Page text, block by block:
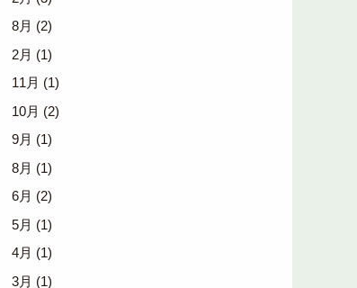
8月 (2)
2月 (1)
11月 (1)
10月 (2)
9月 (1)
8月 (1)
6月 (2)
5月 (1)
4月 (1)
3月 (1)